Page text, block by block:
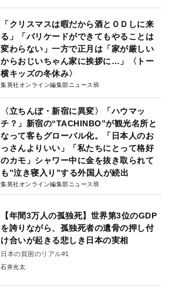
「クリスマスは暇だから酒とＯＤしに来
る」「バリケードができてもやることは
変わらない」一方で正月は「家が厳しい
からおじいちゃん家に挨拶に…」〈トー
横キッズの冬休み〉
集英社オンライン編集部ニュース班
〈立ちんぼ・新宿に異変〉「ハウマッ
チ？」新宿の“TACHINBO”が観光名所と
なって客もグローバル化。「日本人のお
っさんよりいい」「私たちにとって格好
のカモ」シャワー中に金を抜き取られて
も”泣き寝入り”する外国人が続出
集英社オンライン編集部ニュース班
【年間3万人の孤独死】世界第3位のGDP
を誇りながら、孤独死者の遺骨の押し付
け合いが起きる悲しき日本の実相
日本の貧困のリアル#1
石井光太